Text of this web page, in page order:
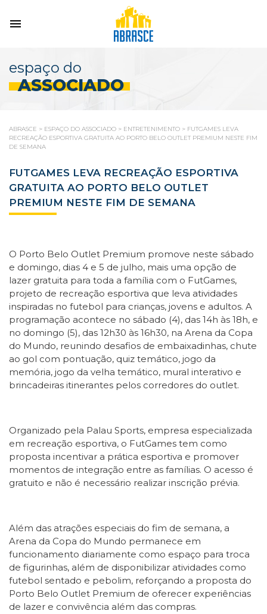
espaço do
ASSOCIADO
ABRASCE > ESPAÇO DO ASSOCIADO > ENTRETENIMENTO > FUTGAMES LEVA
RECREAÇÃO ESPORTIVA GRATUITA AO PORTO BELO OUTLET PREMIUM NESTE FIM
DE SEMANA
FUTGAMES LEVA RECREAÇÃO ESPORTIVA
GRATUITA AO PORTO BELO OUTLET
PREMIUM NESTE FIM DE SEMANA
O Porto Belo Outlet Premium promove neste sábado
e domingo, dias 4 e 5 de julho, mais uma opção de
lazer gratuita para toda a família com o FutGames,
projeto de recreação esportiva que leva atividades
inspiradas no futebol para crianças, jovens e adultos. A
programação acontece no sábado (4), das 14h às 18h, e
no domingo (5), das 12h30 às 16h30, na Arena da Copa
do Mundo, reunindo desafios de embaixadinhas, chute
ao gol com pontuação, quiz temático, jogo da
memória, jogo da velha temático, mural interativo e
brincadeiras itinerantes pelos corredores do outlet.
Organizado pela Palau Sports, empresa especializada
em recreação esportiva, o FutGames tem como
proposta incentivar a prática esportiva e promover
momentos de integração entre as famílias. O acesso é
gratuito e não é necessário realizar inscrição prévia.
Além das atrações especiais do fim de semana, a
Arena da Copa do Mundo permanece em
funcionamento diariamente como espaço para troca
de figurinhas, além de disponibilizar atividades como
futebol sentado e pebolim, reforçando a proposta do
Porto Belo Outlet Premium de oferecer experiências
de lazer e convivência além das compras.